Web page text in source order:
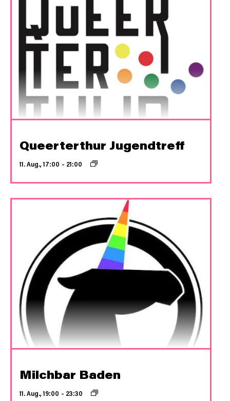
Queerterthur Jugendtreff
11. Aug., 17:00 – 21:00
Milchbar Baden
11. Aug., 19:00 – 23:30